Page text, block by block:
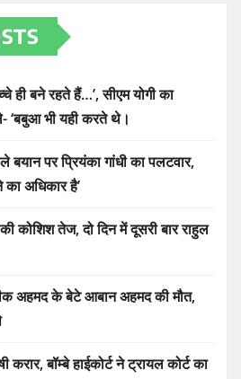
ही बने रहते हैं…’, सीएम योगी का
‘बबुआ भी यही करते थे।
पर प्रियंका गांधी का पलटवार,
का अधिकार है’
कोशिश तेज, दो दिन में दूसरी बार राहुल
अहमद के बेटे आबान अहमद की मौत,
बॉम्बे हाईकोर्ट ने ट्रायल कोर्ट का